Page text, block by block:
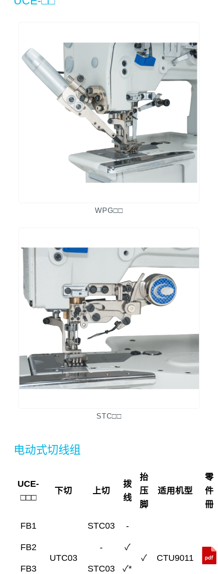
WPG□□
STC□□
电动式切线组
UCE-
□□□
下切 上切
拨
线
抬
压
脚
适用机型
零
件
冊
FB1
UTC03
STC03 -
✓ CTU9011
FB2 - ✓
FB3 STC03 ✓*